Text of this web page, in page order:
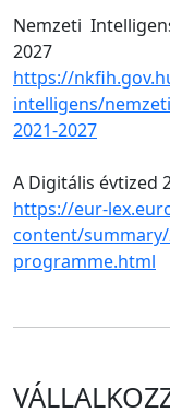
Nemzeti
2027
https://
intelligens/
2021-2027
A Digitális évtized
https://eur-
content/
programme.html